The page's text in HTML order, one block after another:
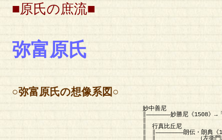
■原氏の庶流■
弥富原氏
○弥富原氏の想像系図○
妙中善尼
∥―――――――妙勝尼《1508》→「弥富
∥ 行真比丘尼
∥ ∥――――――――朗伝・朗典《1535》―――